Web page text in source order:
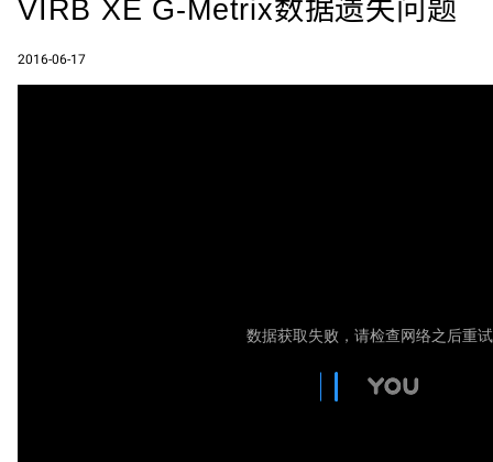
VIRB XE G-Metrix数据遗失问题
2016-06-17